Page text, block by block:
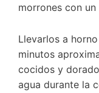
morrones con
Llevarlos a
minutos
cocidos y
agua durante la